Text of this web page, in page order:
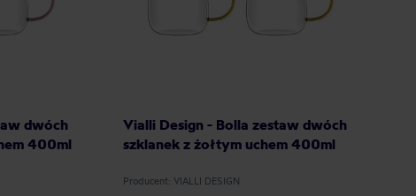
dwóch
400ml
Vialli Design - Bolla zestaw dwóch
szklanek z żołtym uchem 400ml
Producent: VIALLI DESIGN